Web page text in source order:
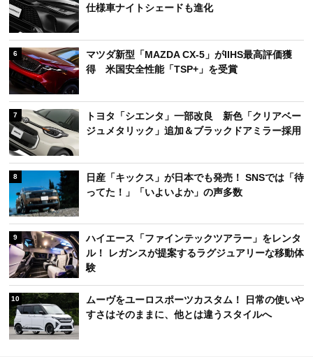
仕様車ナイトシェードも進化
6
マツダ新型「MAZDA CX-5」がIIHS最高評価獲
得 米国安全性能「TSP+」を受賞
7
トヨタ「シエンタ」一部改良 新色「クリアベー
ジュメタリック」追加＆ブラックドアミラー採用
8
日産「キックス」が日本でも発売！ SNSでは「待
ってた！」「いよいよか」の声多数
9
ハイエース「ファインテックツアラー」をレンタ
ル！ レガンスが提案するラグジュアリーな移動体
験
10
ムーヴをユーロスポーツカスタム！ 日常の使いや
すさはそのままに、他とは違うスタイルへ